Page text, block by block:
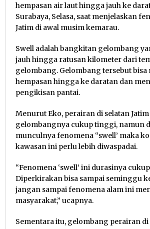
hempasan air laut hingga jauh ke
Surabaya, Selasa, saat menjelaskan
Jatim di awal musim kemarau.
Swell adalah bangkitan gelombang
jauh hingga ratusan kilometer dari
gelombang. Gelombang tersebut
hempasan hingga ke daratan dan
pengikisan pantai.
Menurut Eko, perairan di selatan
gelombangnya cukup tinggi, namun
munculnya fenomena “swell’ maka
kawasan ini perlu lebih diwaspadai.
“Fenomena ‘swell’ ini durasinya
Diperkirakan bisa sampai seminggu
jangan sampai fenomena alam ini
masyarakat,” ucapnya.
Sementara itu, gelombang perairan di